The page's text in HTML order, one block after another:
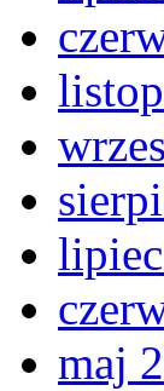
maj